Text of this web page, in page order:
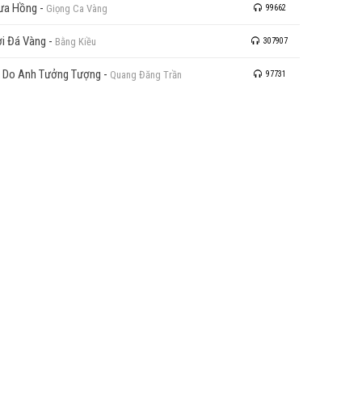
Hồng - Giọng Ca Vàng 99662
Đá Vàng - Bằng Kiều 307907
Do Anh Tưởng Tượng - Quang Đăng Trần 97731